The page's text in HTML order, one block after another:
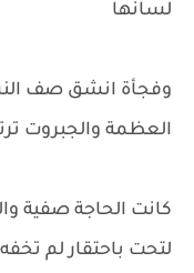
لسانها
وفجأة انشق صف
العظمة والجبروت
كانت الحاجة صفية
لتحت باحتقار لم